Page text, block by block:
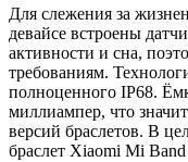
Для слежения за
девайсе встроены
активности и сна,
требованиям.
полноценного IP68.
миллиампер, что
версий браслетов. В
браслет Xiaomi Mi